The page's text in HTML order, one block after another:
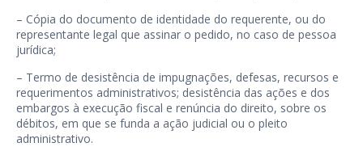
– Cópia do documento de identidade do requerente, ou do
representante legal que assinar o pedido, no caso de pessoa
jurídica;
– Termo de desistência de impugnações, defesas, recursos e
requerimentos administrativos; desistência das ações e dos
embargos à execução fiscal e renúncia do direito, sobre os
débitos, em que se funda a ação judicial ou o pleito
administrativo.